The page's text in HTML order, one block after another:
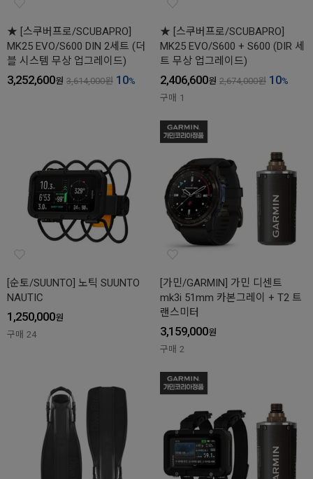
★ [스쿠버프로/SCUBAPRO]
MK25 EVO/S600 DIN 2세트 (더
블 시스템 무상 업그레이드)
3,252,600원 3,614,000원 10%
★ [스쿠버프로/SCUBAPRO]
MK25 EVO/S600 + S600 (DIR 세
트 무상 업그레이드)
2,406,600원 2,674,000원 10%
구매 1
[순토/SUUNTO] 노틱 SUUNTO
NAUTIC
1,250,000원
구매 24
[가민/GARMIN] 가민 디센트
mk3i 51mm 카본그레이 + T2 트
랜스미터
3,159,000원
구매 2